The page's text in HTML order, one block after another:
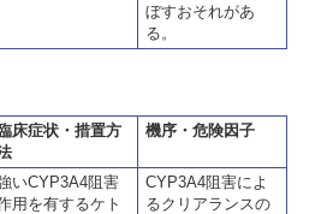
ぼすおそれがあ
る。
床症状・措置方
機序・危険因子
いCYP3A4阻害
用を有するケト
CYP3A4阻害によ
るクリアランスの